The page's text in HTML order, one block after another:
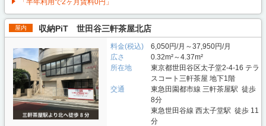
屋内 収納PiT 世田谷三軒茶屋北店
料金(税込)
6,050円/月～37,950円/月
広さ
0.32m²～4.37m²
所在地
東京都世田谷区太子堂2-4-16 テラ
スコート三軒茶屋 地下1階
交通
東急田園都市線 三軒茶屋駅 徒歩
8分
東急世田谷線 西太子堂駅 徒歩 11
分